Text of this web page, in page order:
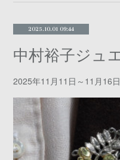
2025.10.01 09:44
2025年11月11日～11月16日